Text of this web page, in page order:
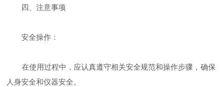
四、注意事项
安全操作：
在使用过程中，应认真遵守相关安全规范和操作步骤，确保
人身安全和仪器安全。